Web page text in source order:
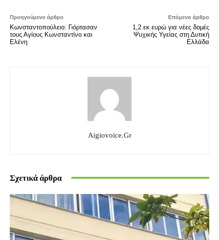
Προηγούμενο άρθρο
Κωνσταντοπούλειο: Γιόρτασαν
τους Αγίους Κωνσταντίνο και
Ελένη
Επόμενο άρθρο
1,2 εκ ευρώ για νέες δομές
Ψυχικής Υγείας στη Δυτική
Ελλάδα
Aigiovoice.gr
Σχετικά άρθρα